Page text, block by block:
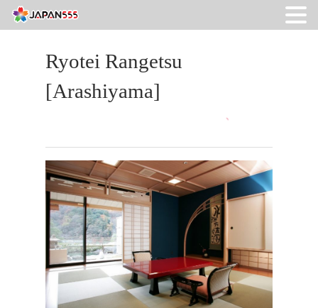
Ryotei Rangetsu
[Arashiyama]